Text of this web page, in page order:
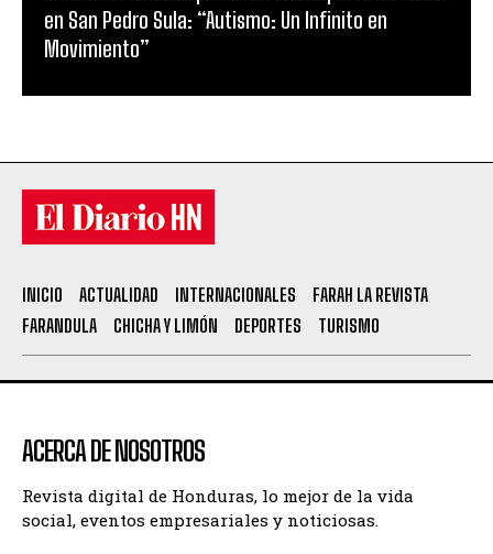
en San Pedro Sula: “Autismo: Un Infinito en
Movimiento”
INICIO ACTUALIDAD INTERNACIONALES
FARAH LA REVISTA
FARANDULA
CHICHA Y LIMÓN DEPORTES TURISMO
ACERCA DE NOSOTROS
Revista digital de Honduras, lo mejor de la vida
social, eventos empresariales y noticiosas.